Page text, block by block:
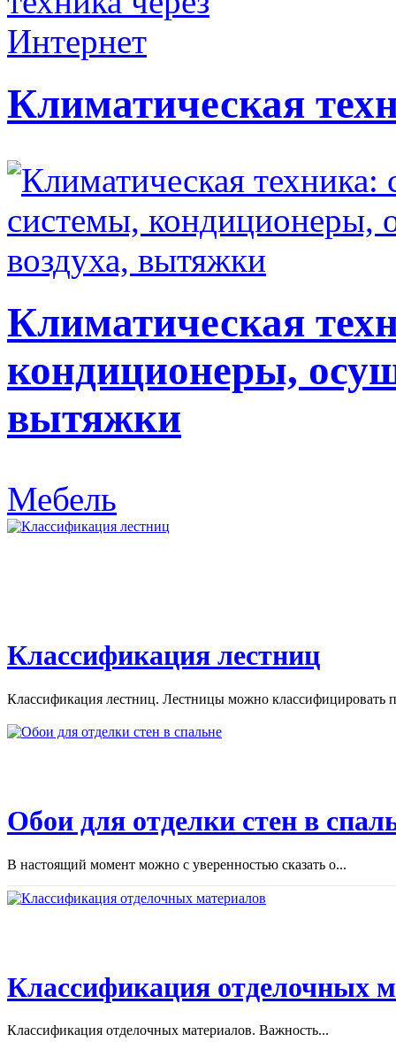
Климатическая
Климатическая
кондиционеры,
вытяжки
Мебель
Классификация лестниц
Классификация лестниц. Лестницы можно классифицировать
Обои для отделки стен в
В настоящий момент можно с уверенностью сказать о...
Классификация отделочных
Классификация отделочных материалов. Важность...